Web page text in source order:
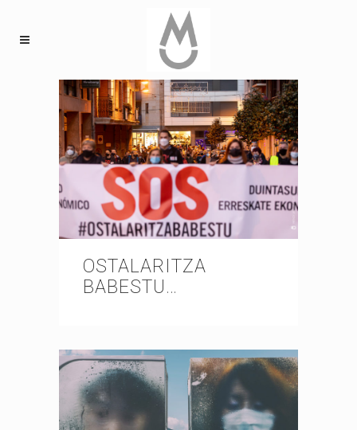
OSTALARITZA
BABESTU…